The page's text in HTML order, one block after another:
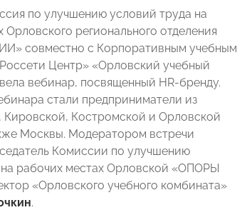
по улучшению условий труда на
Орловского регионального отделения
совместно с Корпоративным учебным
Центр» «Орловский учебный
вебинар, посвященный HR-бренду.
стали предприниматели из
Кировской, Костромской и Орловской
Москвы. Модератором встречи
Комиссии по улучшению
рабочих местах Орловской «ОПОРЫ
«Орловского учебного комбината»
.